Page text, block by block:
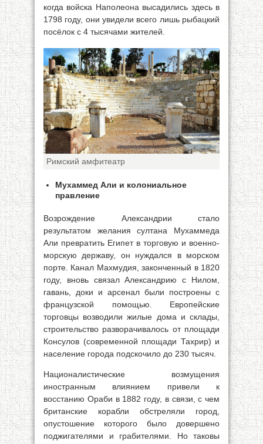
когда войска Наполеона высадились здесь в
1798 году, они увидели всего лишь рыбацкий
посёлок с 4 тысячами жителей.
Римский амфитеатр
Мухаммед Али и колониальное
правление
Возрождение Александрии стало
результатом желания султана Мухаммеда
Али превратить Египет в торговую и военно-
морскую державу, он нуждался в морском
порте. Канал Махмудия, законченный в 1820
году, вновь связал Александрию с Нилом,
гавань, доки и арсенал были построены с
французской помощью. Европейские
торговцы возводили жилые дома и склады,
строительство разворачивалось от площади
Консулов (современной площади Тахрир) и
население города подскочило до 230 тысяч.
Националистические возмущения
иностранным влиянием привели к
восстанию Ораби в 1882 году, в связи, с чем
британские корабли обстреляли город,
опустошение которого было довершено
поджигателями и грабителями. Но таковы